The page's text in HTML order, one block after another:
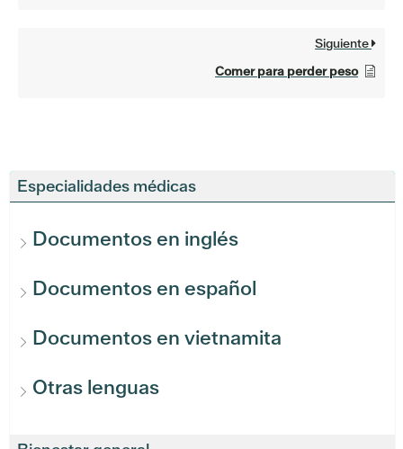
Especialidades médicas
Documentos en inglés
Documentos en español
Documentos en vietnamita
Otras lenguas
Siguiente
Comer para perder peso